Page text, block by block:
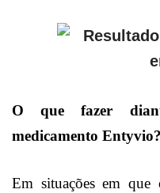
O que fazer
medicamento Entyvio?
Em situações em